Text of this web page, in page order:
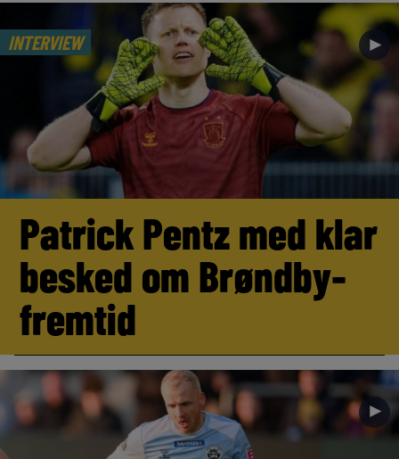
INTERVIEW ►
Patrick Pentz med klar
besked om Brøndby-
fremtid
►